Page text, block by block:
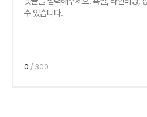
0 / 300